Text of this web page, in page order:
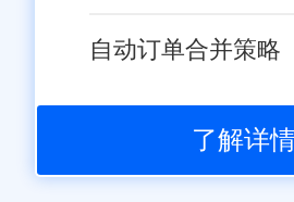
自动订单合并策略
了解详